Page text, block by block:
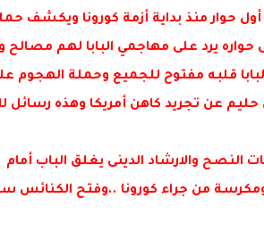
حوار منذ بداية أزمة كورونا ويكشف
يرد على مهاجمي البابا لهم
قلبه مفتوح للجميع وحملة الهجوم
عن تجريد كاهن أمريكا وهذه رسائل
والارشاد الدينى يغلق الباب أمام